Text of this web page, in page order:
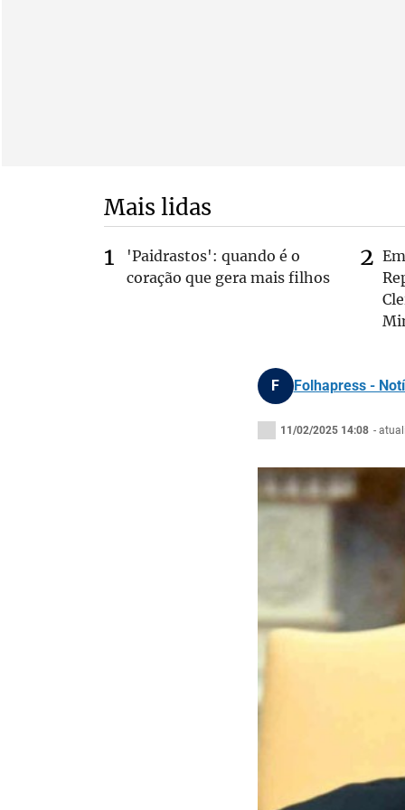
Mais lidas
'Paidrastos': quando é o
coração que gera mais filhos
F Folhapress -
11/02/2025 14:08 -